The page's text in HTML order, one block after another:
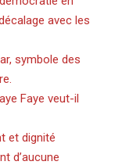
avec les
symbole des
Faye veut-il
et dignité
d’aucune